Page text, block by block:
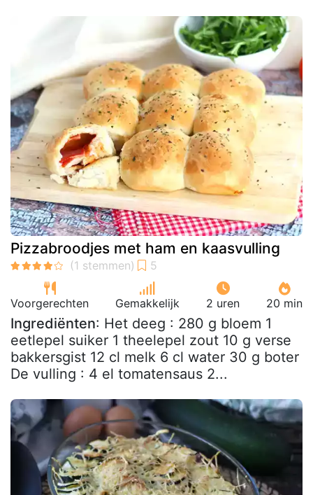
Pizzabroodjes met ham en kaasvulling
Voorgerechten Gemakkelijk 2 uren 20 min
Ingrediënten: Het deeg : 280 g bloem 1
eetlepel suiker 1 theelepel zout 10 g verse
bakkersgist 12 cl melk 6 cl water 30 g boter
De vulling : 4 el tomatensaus 2...